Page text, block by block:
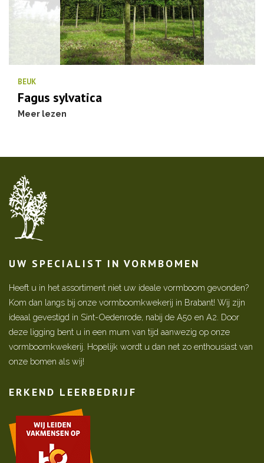
BEUK
Fagus sylvatica
Meer lezen
UW SPECIALIST IN VORMBOMEN
Heeft u in het assortiment niet uw ideale vormboom gevonden?
Kom dan langs bij onze vormboomkwekerij in Brabant! Wij zijn
ideaal gevestigd in Sint-Oedenrode, nabij de A50 en A2. Door
deze ligging bent u in een mum van tijd aanwezig op onze
vormboomkwekerij. Hopelijk wordt u dan net zo enthousiast van
onze bomen als wij!
ERKEND LEERBEDRIJF